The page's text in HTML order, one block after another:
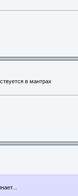
в мантрах